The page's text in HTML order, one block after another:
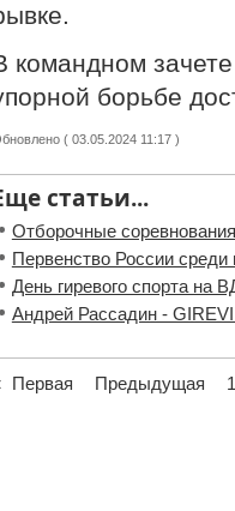
командном
борьбе
( 03.05.2024 11:17 )
статьи...
Отборочные
Первенство России
День гиревого спорта на
Андрей Рассадин -
Первая Предыдущая 1